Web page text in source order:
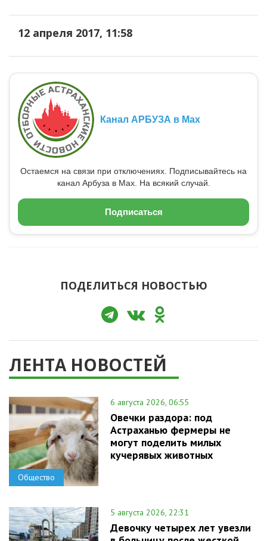
12 апреля 2017, 11:58
Канал АРБУЗА в Max
Остаемся на связи при отключениях. Подписывайтесь на
канал Арбуза в Max. На всякий случай.
Подписаться
ПОДЕЛИТЬСЯ НОВОСТЬЮ
ЛЕНТА НОВОСТЕЙ
Общество
6 августа 2026, 06:55
Овечки раздора: под
Астраханью фермеры не
могут поделить милых
кучерявых животных
5 августа 2026, 22:31
Девочку четырех лет увезли